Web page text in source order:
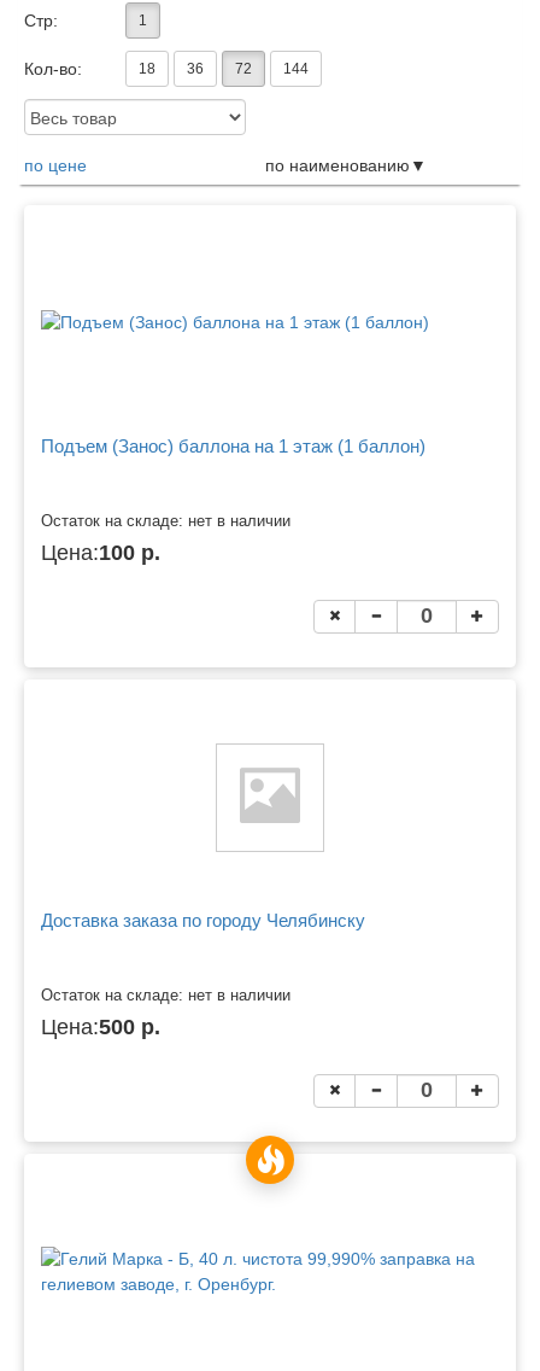
Стр: 1
Кол-во: 18 36 72 144
Доступность:
по цене по наименованию
Подъем (Занос) баллона на 1 этаж (1 баллон)
Остаток на складе: нет в наличии
Цена:100 р.
Доставка заказа по городу Челябинску
Остаток на складе: нет в наличии
Цена:500 р.